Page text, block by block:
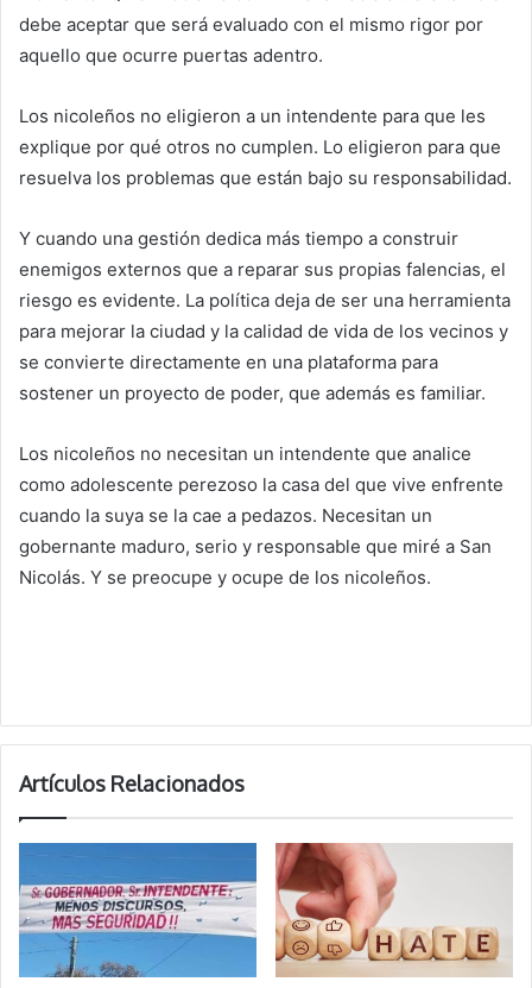
debe aceptar que será evaluado con el mismo rigor por
aquello que ocurre puertas adentro.
Los nicoleños no eligieron a un intendente para que les
explique por qué otros no cumplen. Lo eligieron para que
resuelva los problemas que están bajo su responsabilidad.
Y cuando una gestión dedica más tiempo a construir
enemigos externos que a reparar sus propias falencias, el
riesgo es evidente. La política deja de ser una herramienta
para mejorar la ciudad y la calidad de vida de los vecinos y
se convierte directamente en una plataforma para
sostener un proyecto de poder, que además es familiar.
Los nicoleños no necesitan un intendente que analice
como adolescente perezoso la casa del que vive enfrente
cuando la suya se la cae a pedazos. Necesitan un
gobernante maduro, serio y responsable que miré a San
Nicolás. Y se preocupe y ocupe de los nicoleños.
Artículos Relacionados